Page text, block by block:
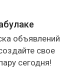
объявлений
свое
сегодня!